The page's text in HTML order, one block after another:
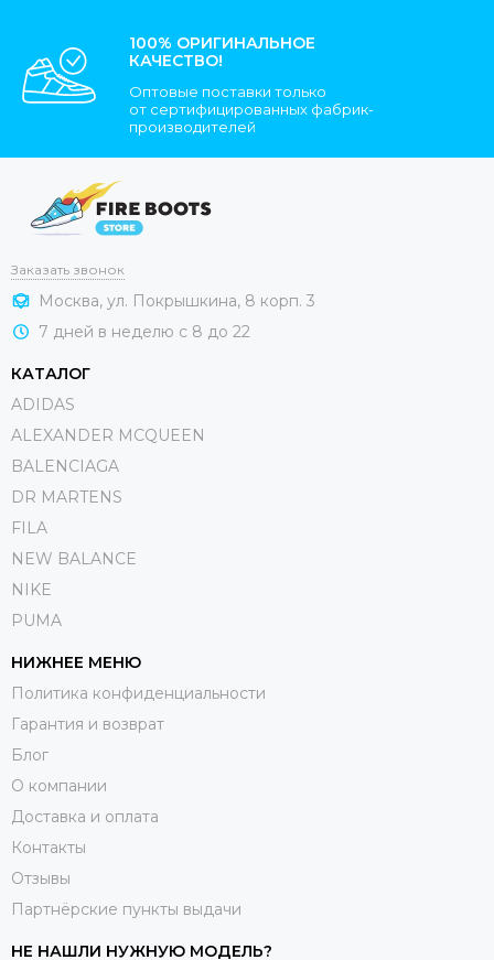
100% ОРИГИНАЛЬНОЕ
КАЧЕСТВО!
Оптовые поставки только
от сертифицированных фабрик-
производителей
Заказать звонок
Москва, ул. Покрышкина, 8 корп. 3
7 дней в неделю с 8 до 22
КАТАЛОГ
ADIDAS
ALEXANDER MCQUEEN
BALENCIAGA
DR MARTENS
FILA
NEW BALANCE
NIKE
PUMA
НИЖНЕЕ МЕНЮ
Политика конфиденциальности
Гарантия и возврат
Блог
О компании
Доставка и оплата
Контакты
Отзывы
Партнёрские пункты выдачи
НЕ НАШЛИ НУЖНУЮ МОДЕЛЬ?